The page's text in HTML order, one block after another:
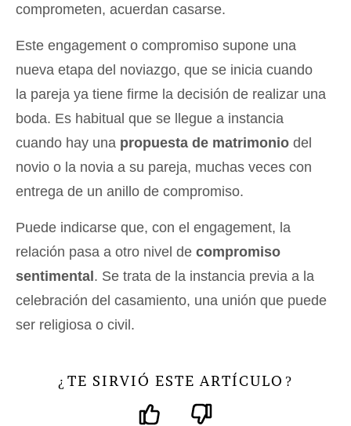
comprometen, acuerdan casarse.
Este engagement o compromiso supone una
nueva etapa del noviazgo, que se inicia cuando
la pareja ya tiene firme la decisión de realizar una
boda. Es habitual que se llegue a instancia
cuando hay una propuesta de matrimonio del
novio o la novia a su pareja, muchas veces con
entrega de un anillo de compromiso.
Puede indicarse que, con el engagement, la
relación pasa a otro nivel de compromiso
sentimental. Se trata de la instancia previa a la
celebración del casamiento, una unión que puede
ser religiosa o civil.
¿ TE SIRVIÓ ESTE ARTÍCULO ?